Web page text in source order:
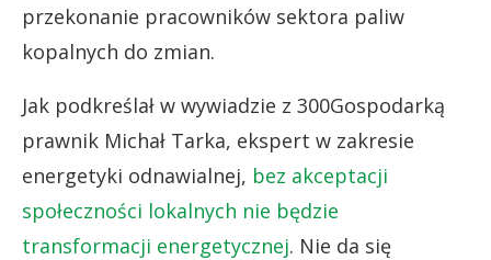
przekonanie pracowników sektora paliw
kopalnych do zmian.
Jak podkreślał w wywiadzie z 300Gospodarką
prawnik Michał Tarka, ekspert w zakresie
energetyki odnawialnej, bez akceptacji
społeczności lokalnych nie będzie
transformacji energetycznej. Nie da się